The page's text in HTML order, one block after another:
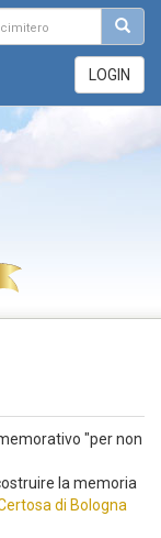
LOGIN
"per non
la memoria
di Bologna